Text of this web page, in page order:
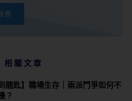
務
相關文章
到龍匙】職場生存｜兩派鬥爭如何不
？